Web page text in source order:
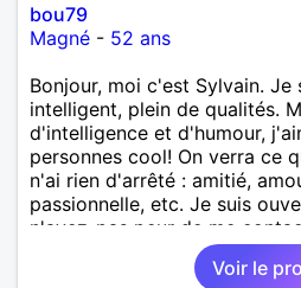
bou79
Magné - 52 ans
Bonjour, moi c'est Sylvain.
intelligent, plein de qualités.
d'intelligence et d'humour,
personnes cool! On verra ce
n'ai rien d'arrêté : amitié,
passionnelle, etc. Je suis
n'ayez-pas peur de me
qui le ferais!!!!!!!!!!!!! Ou peut-
100000000000 vrai. Voir le